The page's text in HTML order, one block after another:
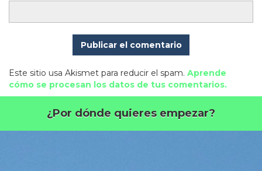
Este sitio usa Akismet para reducir el spam. Aprende
cómo se procesan los datos de tus comentarios.
¿Por dónde quieres empezar?